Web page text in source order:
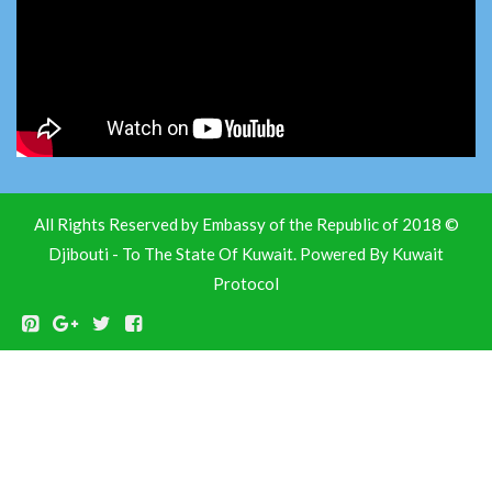
© 2018 All Rights Reserved by Embassy of the Republic of
Djibouti - To The State Of Kuwait. Powered ByKuwait
Protocol